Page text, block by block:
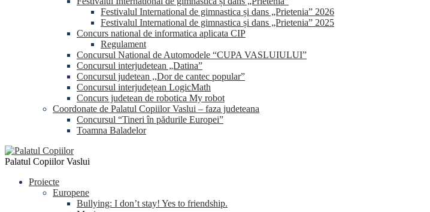
Festivalul International de gimnastica și dans „Prietenia” 2026
Festivalul International de gimnastica și dans „Prietenia” 2025
Concurs national de informatica aplicata CIP
Regulament
Concursul National de Automodele “CUPA VASLUIULUI”
Concursul interjudetean „Datina”
Concursul judetean ,,Dor de cantec popular”
Concursul interjudețean LogicMath
Concurs judetean de robotica My robot
Coordonate de Palatul Copiilor Vaslui – faza judeteana
Concursul “Tineri în pădurile Europei”
Toamna Baladelor
Palatul Copiilor Vaslui
Proiecte
Europene
Bullying: I don’t stay! Yes to friendship.